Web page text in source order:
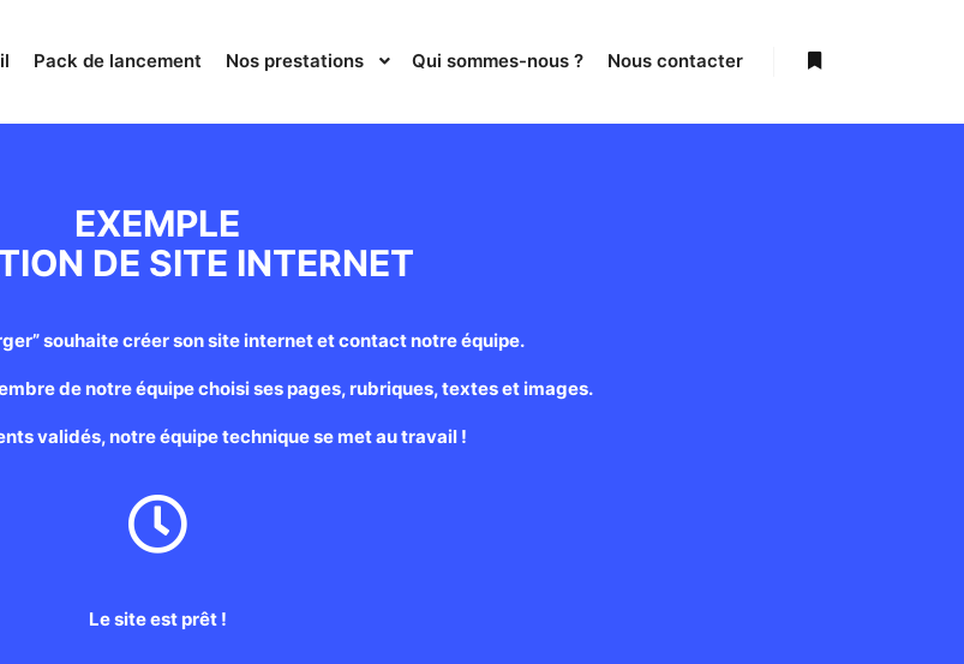
Pack de lancement Nos prestations Qui sommes-nous ? Nous contacter
EXEMPLE
DE SITE INTERNET
souhaite créer son site internet et contact notre équipe.
de notre équipe choisi ses pages, rubriques, textes et images.
validés, notre équipe technique se met au travail !
Le site est prêt !